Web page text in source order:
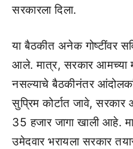
सरकारला दिला.
या बैठकीत अनेक गोष्टींवर
आले. मात्र, सरकार आमच्या
नसल्याचे बैठकीनंतर
सुप्रिम कोर्टात जावे,
35 हजार जागा खाली आहे.
उमेदवार भरायला सरकार